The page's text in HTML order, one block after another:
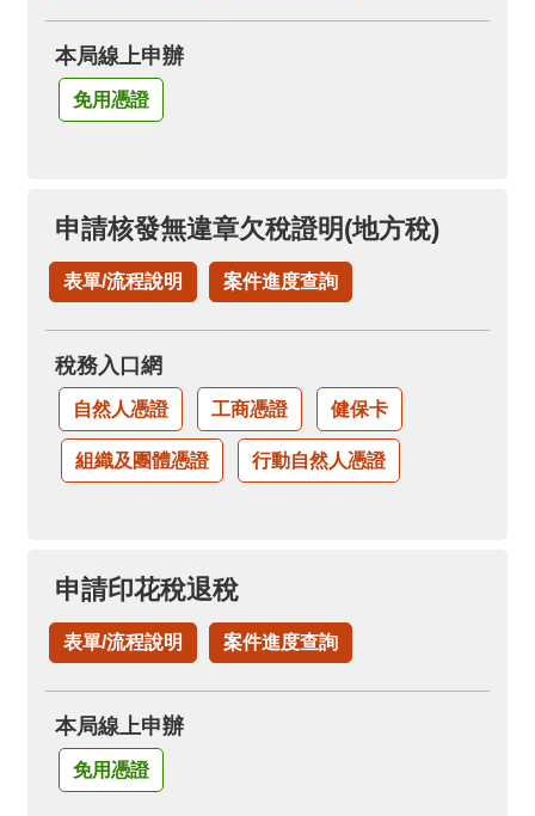
本局線上申辦
免用憑證
申請核發無違章欠稅證明(地方稅)
表單/流程說明 案件進度查詢
稅務入口網
自然人憑證 工商憑證 健保卡
組織及團體憑證 行動自然人憑證
申請印花稅退稅
表單/流程說明 案件進度查詢
本局線上申辦
免用憑證